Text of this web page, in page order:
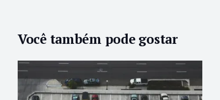
Você também pode gostar